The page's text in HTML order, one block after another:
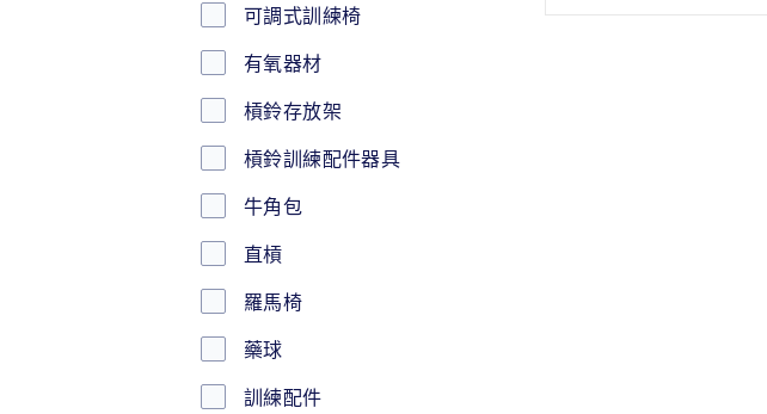
可調式訓練椅
有氧器材
槓鈴存放架
槓鈴訓練配件器具
牛角包
直槓
羅馬椅
藥球
訓練配件